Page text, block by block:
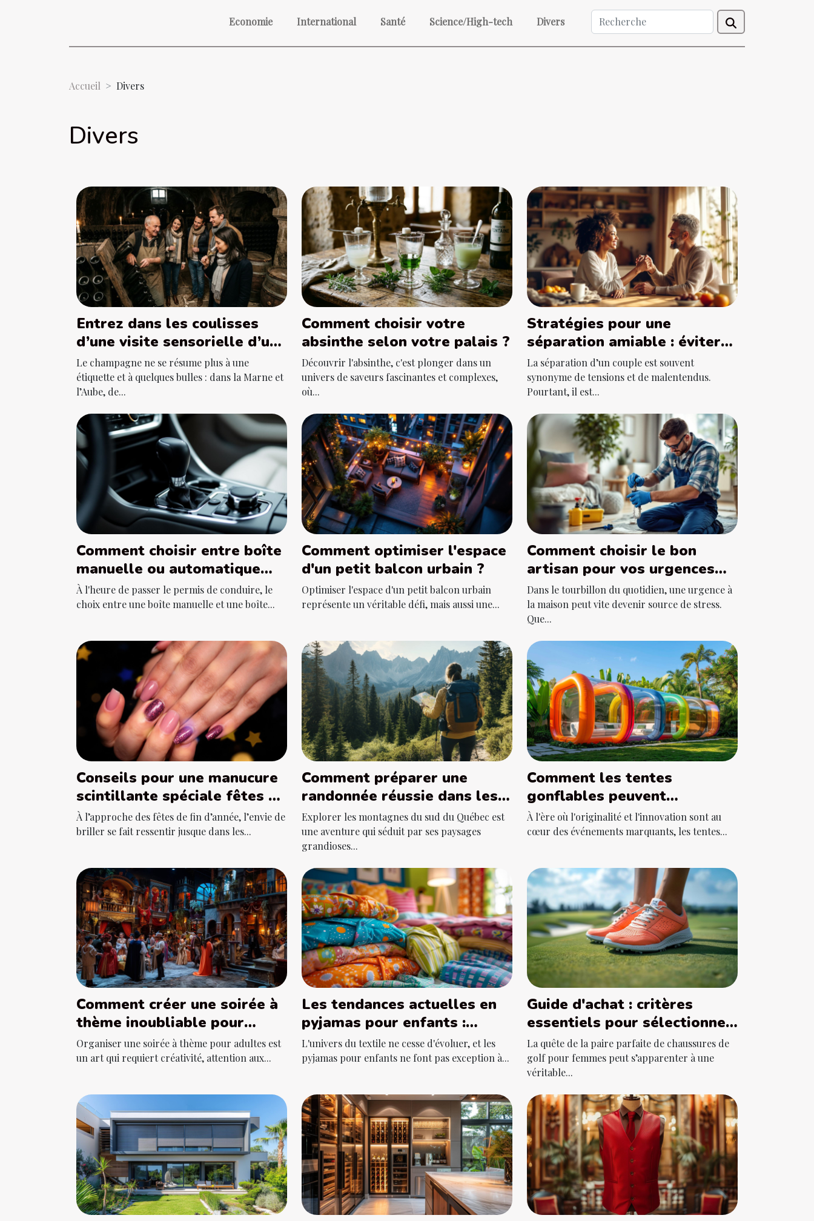
Economie International Santé Science/High-tech Divers
Accueil Divers
Divers
Entrez dans les coulisses
d’une visite sensorielle d’un
domaine de champagne
Le champagne ne se résume plus à une
étiquette et à quelques bulles : dans la Marne et
l’Aube, de...
Comment choisir votre
absinthe selon votre palais ?
Découvrir l'absinthe, c'est plonger dans un
univers de saveurs fascinantes et complexes,
où...
Stratégies pour une
séparation amiable : éviter
les conflits juridiques
La séparation d’un couple est souvent
synonyme de tensions et de malentendus.
Pourtant, il est...
Comment choisir entre boîte
manuelle ou automatique
pour son permis ?
À l'heure de passer le permis de conduire, le
choix entre une boîte manuelle et une boîte...
Comment optimiser l'espace
d'un petit balcon urbain ?
Optimiser l'espace d'un petit balcon urbain
représente un véritable défi, mais aussi une...
Comment choisir le bon
artisan pour vos urgences
domestiques ?
Dans le tourbillon du quotidien, une urgence à
la maison peut vite devenir source de stress.
Que...
Conseils pour une manucure
scintillante spéciale fêtes de
fin d'année
À l’approche des fêtes de fin d’année, l’envie de
briller se fait ressentir jusque dans les...
Comment préparer une
randonnée réussie dans les
montagnes du sud du
Québec ?
Explorer les montagnes du sud du Québec est
une aventure qui séduit par ses paysages
grandioses...
Comment les tentes
gonflables peuvent
dynamiser vos événements
À l'ère où l'originalité et l'innovation sont au
cœur des événements marquants, les tentes...
Comment créer une soirée à
thème inoubliable pour
adultes
Organiser une soirée à thème pour adultes est
un art qui requiert créativité, attention aux...
Les tendances actuelles en
pyjamas pour enfants :
confort et créativité
L'univers du textile ne cesse d'évoluer, et les
pyjamas pour enfants ne font pas exception à...
Guide d'achat : critères
essentiels pour sélectionner
des chaussures de golf
féminines
La quête de la paire parfaite de chaussures de
golf pour femmes peut s’apparenter à une
véritable...